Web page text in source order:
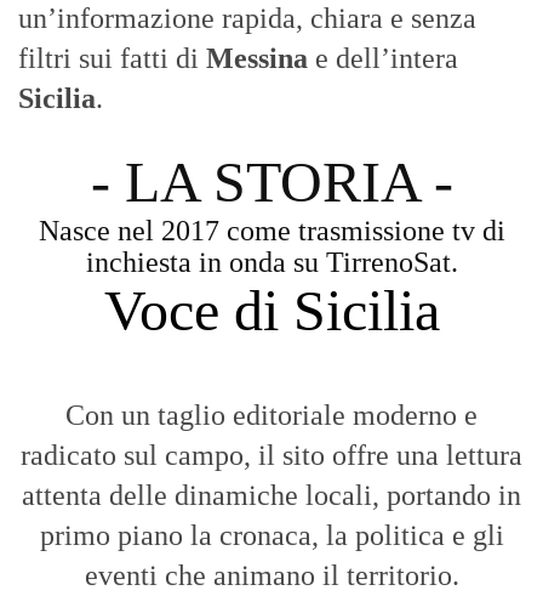
un’informazione rapida, chiara e senza
filtri sui fatti di Messina e dell’intera
Sicilia.
- LA STORIA -
Nasce nel 2017 come trasmissione tv di
inchiesta in onda su TirrenoSat.
Voce di Sicilia
Con un taglio editoriale moderno e
radicato sul campo, il sito offre una lettura
attenta delle dinamiche locali, portando in
primo piano la cronaca, la politica e gli
eventi che animano il territorio.